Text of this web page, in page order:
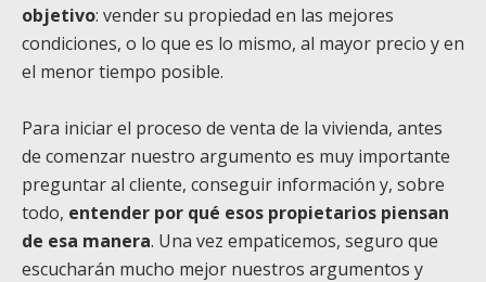
objetivo: vender su propiedad en las mejores
condiciones, o lo que es lo mismo, al mayor precio y en
el menor tiempo posible.
Para iniciar el proceso de venta de la vivienda, antes
de comenzar nuestro argumento es muy importante
preguntar al cliente, conseguir información y, sobre
todo, entender por qué esos propietarios piensan
de esa manera. Una vez empaticemos, seguro que
escucharán mucho mejor nuestros argumentos y